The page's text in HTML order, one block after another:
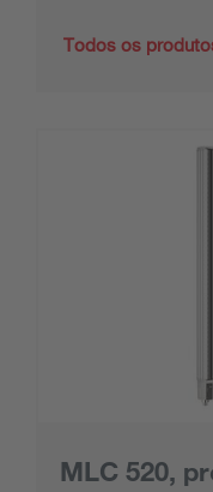
Todos os
MLC 520,